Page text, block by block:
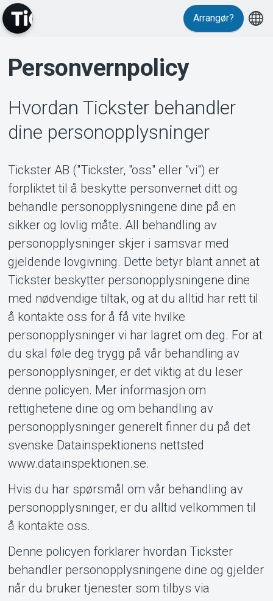
Events
Arrangør?
Personvernpolicy
Hvordan Tickster behandler
dine personopplysninger
Tickster AB ("Tickster, "oss" eller "vi") er
forpliktet til å beskytte personvernet ditt og
behandle personopplysningene dine på en
sikker og lovlig måte. All behandling av
personopplysninger skjer i samsvar med
gjeldende lovgivning. Dette betyr blant annet at
Tickster beskytter personopplysningene dine
med nødvendige tiltak, og at du alltid har rett til
å kontakte oss for å få vite hvilke
personopplysninger vi har lagret om deg. For at
du skal føle deg trygg på vår behandling av
personopplysninger, er det viktig at du leser
denne policyen. Mer informasjon om
rettighetene dine og om behandling av
personopplysninger generelt finner du på det
svenske Datainspektionens nettsted
www.datainspektionen.se.
Hvis du har spørsmål om vår behandling av
personopplysninger, er du alltid velkommen til
å kontakte oss.
Denne policyen forklarer hvordan Tickster
behandler personopplysningene dine og gjelder
når du bruker tjenester som tilbys via